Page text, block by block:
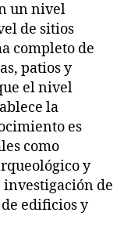
un nivel
de sitios
completo de
patios y
el nivel
la
es
como
y
investigación de
edificios y